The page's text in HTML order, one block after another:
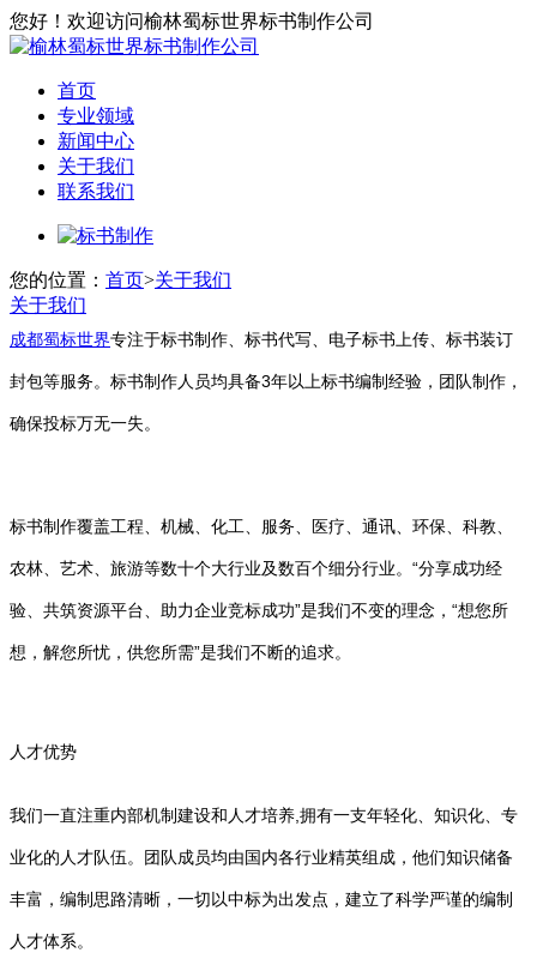
您好！欢迎访问榆林蜀标世界标书制作公司
首页
专业领域
新闻中心
关于我们
联系我们
您的位置： 首页>关于我们
关于我们
成都蜀标世界专注于标书制作、标书代写、电子标书上传、标书装订
封包等服务。标书制作人员均具备3年以上标书编制经验，团队制作，
确保投标万无一失。
标书制作覆盖工程、机械、化工、服务、医疗、通讯、环保、科教、
农林、艺术、旅游等数十个大行业及数百个细分行业。“分享成功经
验、共筑资源平台、助力企业竞标成功”是我们不变的理念，“想您所
想，解您所忧，供您所需”是我们不断的追求。
人才优势
我们一直注重内部机制建设和人才培养,拥有一支年轻化、知识化、专
业化的人才队伍。团队成员均由国内各行业精英组成，他们知识储备
丰富，编制思路清晰，一切以中标为出发点，建立了科学严谨的编制
人才体系。